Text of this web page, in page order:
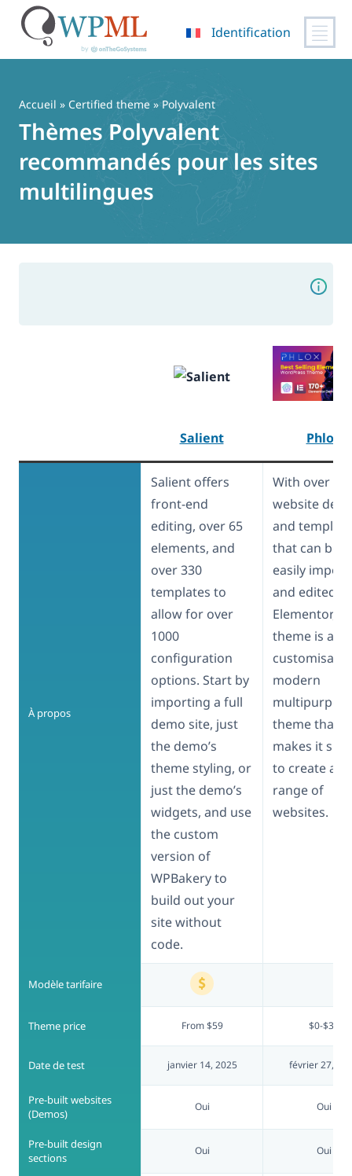
contenu
Identification
Accueil » Certified theme » Polyvalent
Thèmes Polyvalent
recommandés pour les sites
multilingues
Salient Phlox
À propos
Salient offers
front-end
editing, over 65
elements, and
over 330
templates to
allow for over
1000
configuration
options. Start by
importing a full
demo site, just
the demo’s
theme styling, or
just the demo’s
widgets, and use
the custom
version of
WPBakery to
build out your
site without
code.
With over
website
and
that can be
easily
and edited in
Elementor,
theme is a
customisable
modern
theme that
makes it
to create a
range of
websites.
Modèle tarifaire
Theme price From $59 $0-$39
Date de test janvier 14, 2025 février 27,
Pre-built websites
(Demos)
Oui Oui
Pre-built design
sections
Oui Oui